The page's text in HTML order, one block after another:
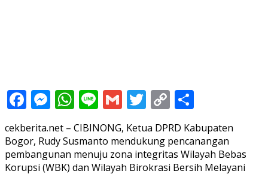
Facebook
Messenger
WhatsApp
LineGmailTwitter
Copy
Link
cekberita.net – CIBINONG, Ketua DPRD Kabupaten
Bogor, Rudy Susmanto mendukung pencanangan
pembangunan menuju zona integritas Wilayah Bebas
Korupsi (WBK) dan Wilayah Birokrasi Bersih Melayani